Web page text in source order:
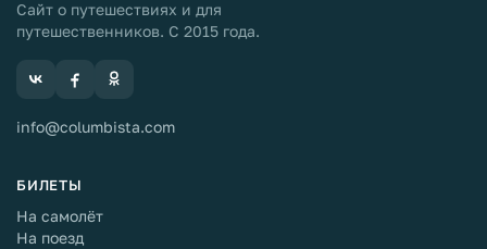
Сайт о путешествиях и для
путешественников. С 2015 года.
info@columbista.com
БИЛЕТЫ
На самолёт
На поезд